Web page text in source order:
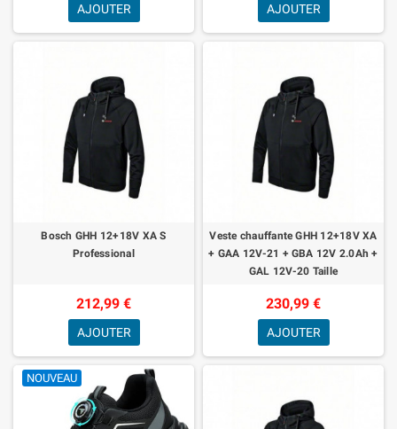
AJOUTER AJOUTER
Bosch GHH 12+18V XA S
Professional
212,99 €
AJOUTER
Veste chauffante GHH 12+18V XA
+ GAA 12V-21 + GBA 12V 2.0Ah +
GAL 12V-20 Taille
230,99 €
AJOUTER
NOUVEAU